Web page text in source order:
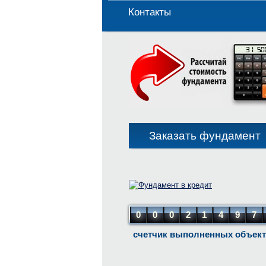
Контакты
Заказать фундамент
0 0 0 2 1 4 9
7
счетчик выполненных